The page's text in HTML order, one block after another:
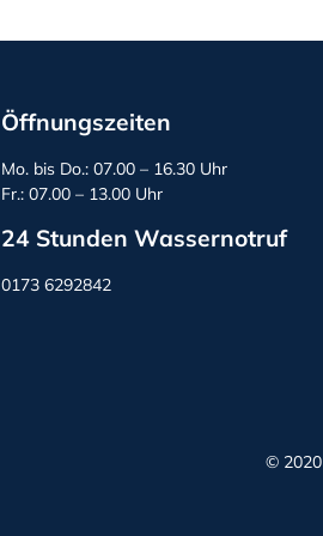
Öffnungszeiten
Mo. bis Do.: 07.00 – 16.30 Uhr
Fr.: 07.00 – 13.00 Uhr
24 Stunden Wassernotruf
0173 6292842
© 2020